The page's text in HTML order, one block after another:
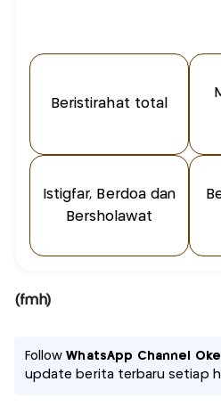
Beristirahat total
Istigfar, Berdoa dan
Bersholawat
(fmh)
FollowWhatsApp Channel
update berita terbaru setiap